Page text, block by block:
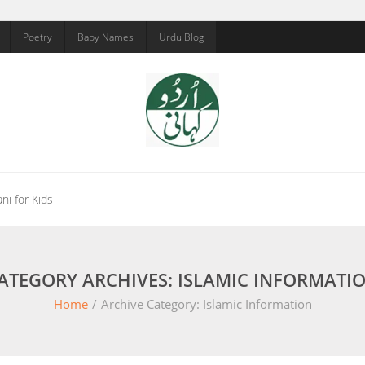
Poetry Baby Names Urdu Blog
for Kids
ARCHIVES: ISLAMIC
Home / Archive Category: Islamic Information